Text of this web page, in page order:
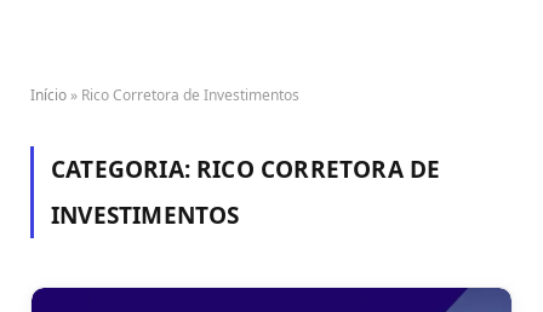
Início » Rico Corretora de Investimentos
CATEGORIA: RICO CORRETORA DE
INVESTIMENTOS